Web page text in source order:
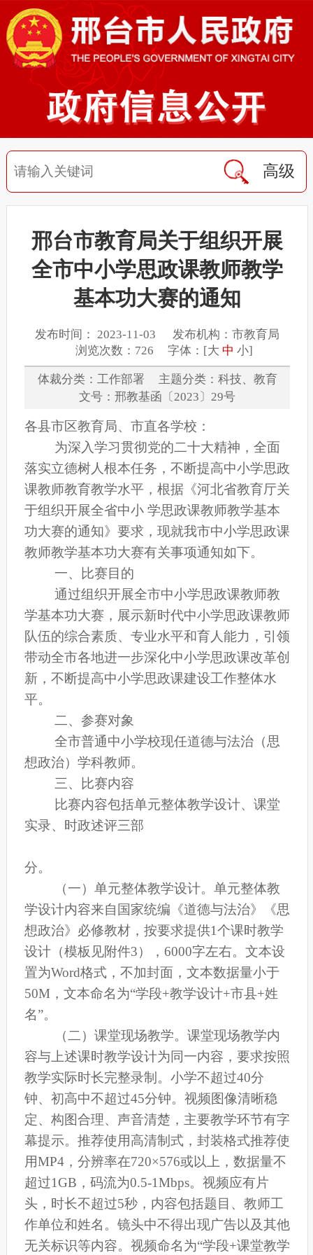
高级
邢台市教育局关于组织开展
全市中小学思政课教师教学
基本功大赛的通知
发布时间： 2023-11-03 发布机构：市教育局
浏览次数：726 字体：[大 中 小]
体裁分类：工作部署 主题分类：科技、教育
文号：邢教基函〔2023〕29号
各县市区教育局、市直各学校 ：
为深入学习贯彻党的二十大精神，全面
落实立德树人根本任务，不断提高中小学思政
课教师教育教学水平， 根据《河北省教育厅关
于组织开展全省中小 学思政课教师教学基本
功大赛的通知》要求，现就我市中小学思政课
教师教学基本功大赛有关事项通知如下。
一、比赛目的
通过组织开展全市中小学思政课教师教
学基本功大赛，展示新时代中小学思政课教师
队伍的综合素质、专业水平和育人能力，引领
带动全市各地进一步深化中小学思政课改革创
新，不断提高中小学思政课建设工作整体水
平。
二、参赛对象
全市普通中小学校现任道德与法治（思
想政治）学科教师。
三、比赛内容
比赛内容包括单元整体教学设计、课堂
实录、时政述评三部
分。
（一）单元整体教学设计。 单元整体教
学设计内容来自国家统编《道德与法治》《思
想政治》必修教材，按要求提供1个课时教学
设计（模板见附件3）， 6000字左右。文本设
置为Word格式，不加封面，文本数据量小于
50M，文本命名为“学段+教学设计+市县+姓
名”。
（二）课堂现场教学。 课堂现场教学内
容与上述课时教学设计为同一内容，要求按照
教学实际时长完整录制。小学不超过40分
钟、初高中不超过45分钟。视频图像清晰稳
定、构图合理、声音清楚，主要教学环节有字
幕提示。推荐使用高清制式，封装格式推荐使
用MP4，分辨率在720×576或以上，数据量不
超过1GB，码流为0.5-1Mbps。视频应有片
头，时长不超过5秒，内容包括题目、教师工
作单位和姓名。镜头中不得出现广告以及其他
无关标识等内容。视频命名为“学段+课堂教学